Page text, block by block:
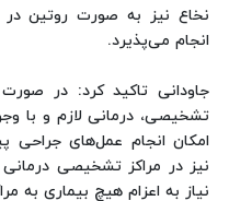
نخاع نیز به صورت روتین
انجام می‌پذیرد.
جاودانی تاکید کرد: در
تشخیصی، درمانی لازم و با
امکان انجام عمل‌های جراحی
نیز در مراکز تشخیصی
نیاز به اعزام هیچ بیماری به